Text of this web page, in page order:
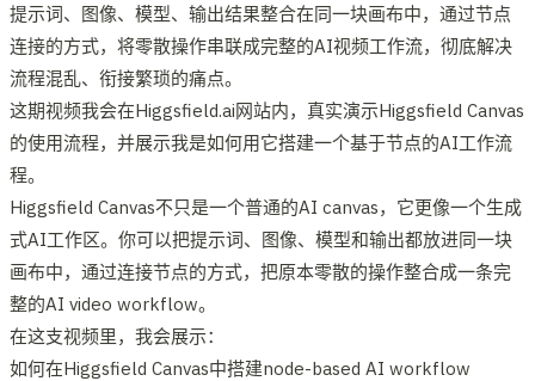
提示词、图像、模型、输出结果整合在同一块画布中，通过节点
连接的方式，将零散操作串联成完整的AI视频工作流，彻底解决
流程混乱、衔接繁琐的痛点。
这期视频我会在Higgsfield.ai网站内，真实演示Higgsfield Canvas
的使用流程，并展示我是如何用它搭建一个基于节点的AI工作流
程。
Higgsfield Canvas不只是一个普通的AI canvas，它更像一个生成
式AI工作区。你可以把提示词、图像、模型和输出都放进同一块
画布中，通过连接节点的方式，把原本零散的操作整合成一条完
整的AI video workflow。
在这支视频里，我会展示：
如何在Higgsfield Canvas中搭建node-based AI workflow